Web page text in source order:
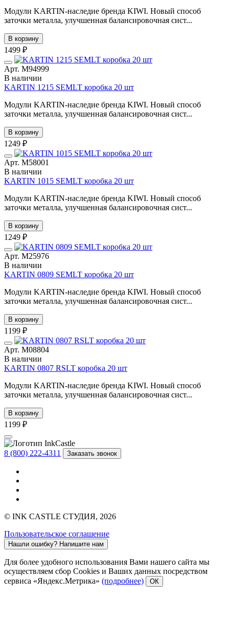
Модули KARTIN-наследие бренда KIWI. Новый способ
заточки металла, улучшенная балансировочная сист...
В корзину
1499 ₽
Арт. М94999
В наличии
KARTIN 1215 SEMLT коробка 20 шт
Модули KARTIN-наследие бренда KIWI. Новый способ
заточки металла, улучшенная балансировочная сист...
В корзину
1249 ₽
Арт. М58001
В наличии
KARTIN 1015 SEMLT коробка 20 шт
Модули KARTIN-наследие бренда KIWI. Новый способ
заточки металла, улучшенная балансировочная сист...
В корзину
1249 ₽
Арт. М25976
В наличии
KARTIN 0809 SEMLT коробка 20 шт
Модули KARTIN-наследие бренда KIWI. Новый способ
заточки металла, улучшенная балансировочная сист...
В корзину
1199 ₽
Арт. М08804
В наличии
KARTIN 0807 RSLT коробка 20 шт
Модули KARTIN-наследие бренда KIWI. Новый способ
заточки металла, улучшенная балансировочная сист...
В корзину
1199 ₽
8 (800) 222-4311 Заказать звонок
© INK CASTLE СТУДИЯ, 2026
Пользовательское соглашение
Нашли ошибку? Напишите нам
Для более удобного использования Вами нашего сайта мы
осуществляем сбор Cookies и Ваших данных посредством
сервиса «Яндекс.Метрика» (подробнее) ОК